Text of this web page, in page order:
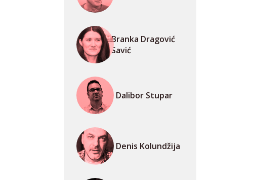
Branka Dragović
Savić
Dalibor Stupar
Denis Kolundžija